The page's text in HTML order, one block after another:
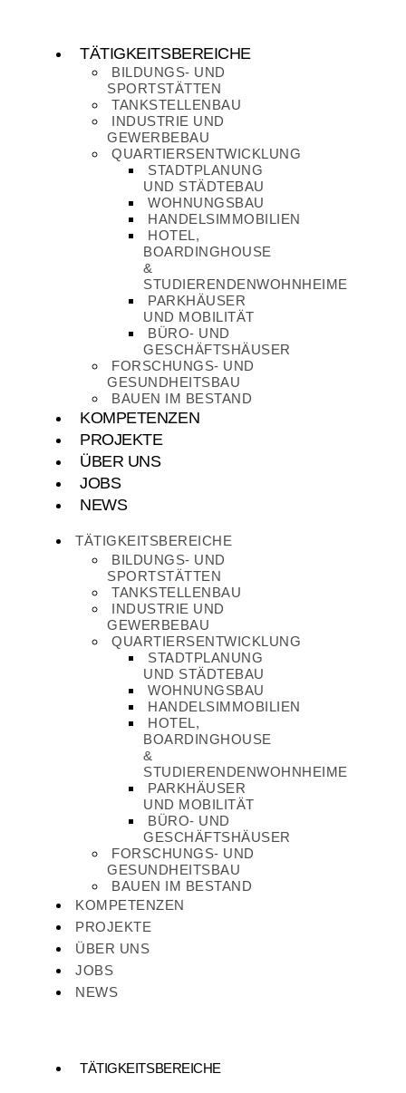
TÄTIGKEITSBEREICHE
BILDUNGS- UND
SPORTSTÄTTEN
TANKSTELLENBAU
INDUSTRIE UND
GEWERBEBAU
QUARTIERSENTWICKLUNG
STADTPLANUNG
UND STÄDTEBAU
WOHNUNGSBAU
HANDELSIMMOBILIEN
HOTEL,
BOARDINGHOUSE
&
STUDIERENDENWOHNHEIME
PARKHÄUSER
UND MOBILITÄT
BÜRO- UND
GESCHÄFTSHÄUSER
FORSCHUNGS- UND
GESUNDHEITSBAU
BAUEN IM BESTAND
KOMPETENZEN
PROJEKTE
ÜBER UNS
JOBS
NEWS
TÄTIGKEITSBEREICHE
BILDUNGS- UND
SPORTSTÄTTEN
TANKSTELLENBAU
INDUSTRIE UND
GEWERBEBAU
QUARTIERSENTWICKLUNG
STADTPLANUNG
UND STÄDTEBAU
WOHNUNGSBAU
HANDELSIMMOBILIEN
HOTEL,
BOARDINGHOUSE
&
STUDIERENDENWOHNHEIME
PARKHÄUSER
UND MOBILITÄT
BÜRO- UND
GESCHÄFTSHÄUSER
FORSCHUNGS- UND
GESUNDHEITSBAU
BAUEN IM BESTAND
KOMPETENZEN
PROJEKTE
ÜBER UNS
JOBS
NEWS
TÄTIGKEITSBEREICHE